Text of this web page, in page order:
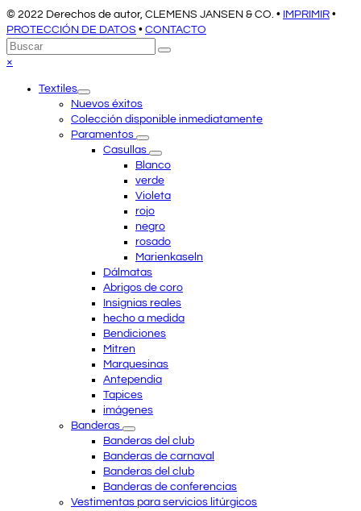
© 2022 Derechos de autor, CLEMENS JANSEN & CO. • IMPRIMIR •
PROTECCIÓN DE DATOS • CONTACTO
Volver
arriba
Buscar
Enviar
×
menuTextiles
Nuevos éxitos
Colección disponible inmediatamente
Paramentos
Casullas
Blanco
verde
Violeta
rojo
negro
rosado
Marienkaseln
Dálmatas
Abrigos de coro
Insignias reales
hecho a medida
Bendiciones
Mitren
Marquesinas
Antependia
Tapices
imágenes
Banderas
Banderas del club
Banderas de carnaval
Banderas del club
Banderas de conferencias
Vestimentas para servicios litúrgicos